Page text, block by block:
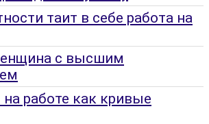
таит в себе работа на
с высшим
работе как кривые